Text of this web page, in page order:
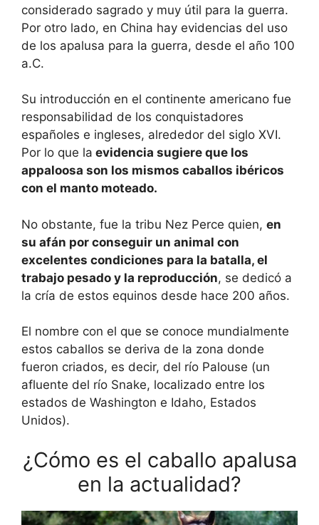
considerado sagrado y muy útil para la guerra.
Por otro lado, en China hay evidencias del uso
de los apalusa para la guerra, desde el año 100
a.C.
Su introducción en el continente americano fue
responsabilidad de los conquistadores
españoles e ingleses, alrededor del siglo XVI.
Por lo que la evidencia sugiere que los
appaloosa son los mismos caballos ibéricos
con el manto moteado.
No obstante, fue la tribu Nez Perce quien, en
su afán por conseguir un animal con
excelentes condiciones para la batalla, el
trabajo pesado y la reproducción, se dedicó a
la cría de estos equinos desde hace 200 años.
El nombre con el que se conoce mundialmente
estos caballos se deriva de la zona donde
fueron criados, es decir, del río Palouse (un
afluente del río Snake, localizado entre los
estados de Washington e Idaho, Estados
Unidos).
¿Cómo es el caballo apalusa
en la actualidad?